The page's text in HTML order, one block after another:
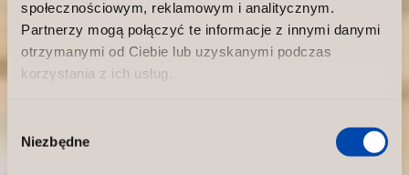
społecznościowym, reklamowym i analitycznym.
Partnerzy mogą połączyć te informacje z innymi danymi
otrzymanymi od Ciebie lub uzyskanymi podczas
korzystania z ich usług.
zgody
Niezbędne